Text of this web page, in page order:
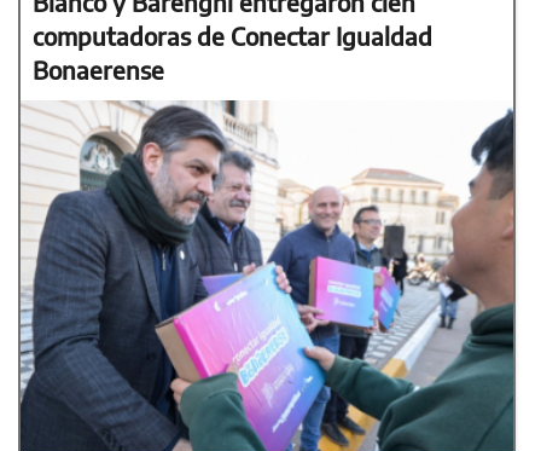
computadoras de Conectar Igualdad
Bonaerense